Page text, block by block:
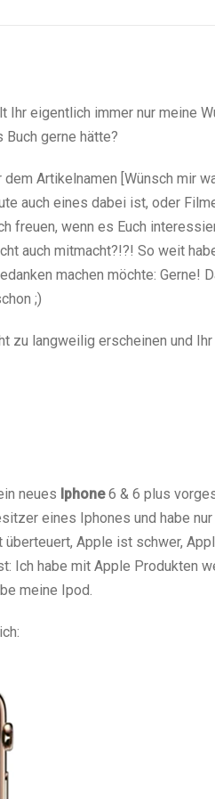
eigentlich immer nur meine
gerne hätte?
Artikelnamen [Wünsch mir
auch eines dabei ist, oder
freuen, wenn es Euch
auch mitmacht?!?! So weit
machen möchte: Gerne!
;)
zu langweilig erscheinen und
neues Iphone6 & 6 plus
eines Iphones und habe
Apple ist schwer,
Ich habe mit Apple Produkten
meine Ipod.